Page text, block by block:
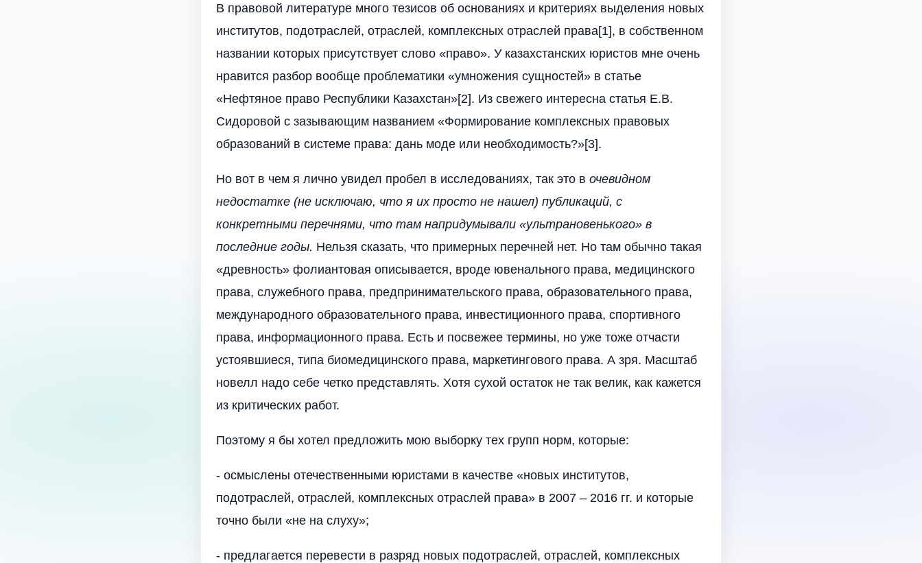
В правовой литературе много тезисов об основаниях и критериях выделения новых
институтов, подотраслей, отраслей, комплексных отраслей права[1], в собственном
названии которых присутствует слово «право». У казахстанских юристов мне очень
нравится разбор вообще проблематики «умножения сущностей» в статье
«Нефтяное право Республики Казахстан»[2]. Из свежего интересна статья Е.В.
Сидоровой с зазывающим названием «Формирование комплексных правовых
образований в системе права: дань моде или необходимость?»[3].
Но вот в чем я лично увидел пробел в исследованиях, так это в очевидном
недостатке (не исключаю, что я их просто не нашел) публикаций, с
конкретными перечнями, что там напридумывали «ультрановенького» в
последние годы. Нельзя сказать, что примерных перечней нет. Но там обычно такая
«древность» фолиантовая описывается, вроде ювенального права, медицинского
права, служебного права, предпринимательского права, образовательного права,
международного образовательного права, инвестиционного права, спортивного
права, информационного права. Есть и посвежее термины, но уже тоже отчасти
устоявшиеся, типа биомедицинского права, маркетингового права. А зря. Масштаб
новелл надо себе четко представлять. Хотя сухой остаток не так велик, как кажется
из критических работ.
Поэтому я бы хотел предложить мою выборку тех групп норм, которые:
- осмыслены отечественными юристами в качестве «новых институтов,
подотраслей, отраслей, комплексных отраслей права» в 2007 – 2016 гг. и которые
точно были «не на слуху»;
- предлагается перевести в разряд новых подотраслей, отраслей, комплексных